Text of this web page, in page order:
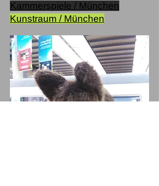
Kammerspiele / München
Kunstraum / München